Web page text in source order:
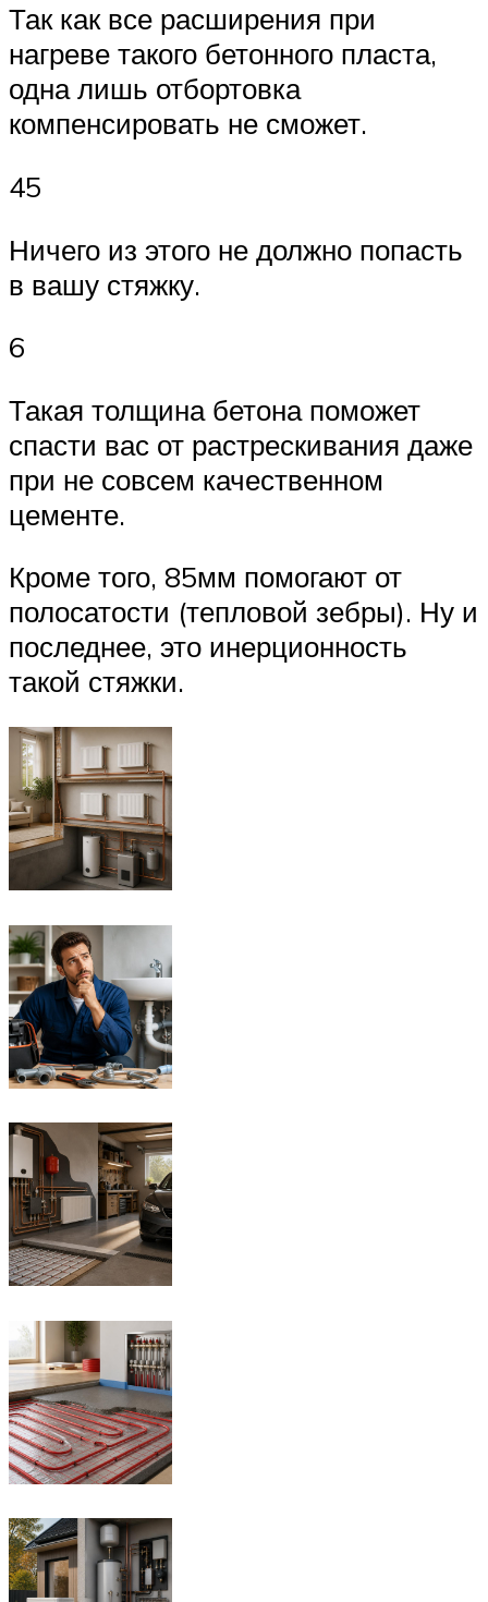
Так как все расширения при
нагреве такого бетонного пласта,
одна лишь отбортовка
компенсировать не сможет.
45
Ничего из этого не должно попасть
в вашу стяжку.
6
Такая толщина бетона поможет
спасти вас от растрескивания даже
при не совсем качественном
цементе.
Кроме того, 85мм помогают от
полосатости (тепловой зебры). Ну и
последнее, это инерционность
такой стяжки.